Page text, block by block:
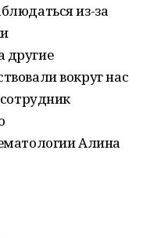
из-за
другие
вокруг нас
Алина